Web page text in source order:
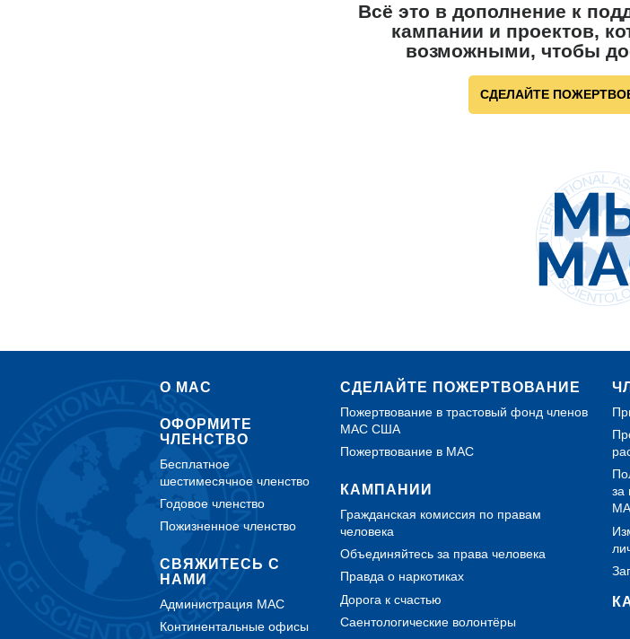
Всё это в дополнение к
кампании и проектов,
возможными, чтобы
СДЕЛАЙТЕ
О МАС
ОФОРМИТЕ
ЧЛЕНСТВО
Бесплатное
шестимесячное членство
Годовое членство
Пожизненное членство
СВЯЖИТЕСЬ С
НАМИ
Администрация МАС
Континентальные офисы
СДЕЛАЙТЕ ПОЖЕРТВОВАНИЕ
Пожертвование в трастовый фонд членов
МАС США
Пожертвование в МАС
КАМПАНИИ
Гражданская комиссия по правам
человека
Объединяйтесь за права человека
Правда о наркотиках
Дорога к счастью
Саентологические волонтёры
за